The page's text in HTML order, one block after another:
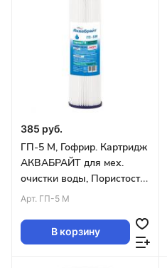
385 руб.
ГП-5 М, Гофрир. Картридж
АКВАБРАЙТ для мех.
очистки воды, Пористость
5 мкм,SLIM LINE10 уп.50шт
Арт. ГП-5 М
В корзину